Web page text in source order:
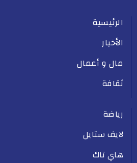
الرئيسية
الأخبار
مال و أعمال
ثقافة
رياضة
لايف ستايل
هاي تاك